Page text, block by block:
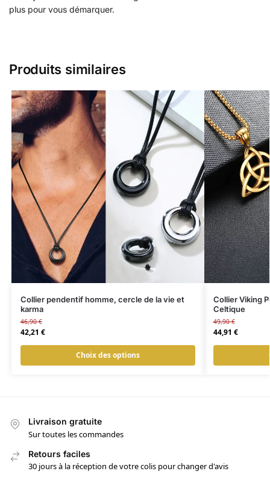
plus pour vous démarquer.
Produits similaires
Collier pendentif homme, cercle de la vie et
karma
46,90€
42,21 €
Choix des options
Collier Viking
Celtique
49,90€
44,91 €
Livraison gratuite
Sur toutes les commandes
Retours faciles
30 jours à la réception de votre colis pour changer d'avis